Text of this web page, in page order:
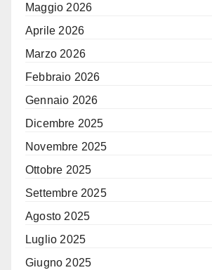
Maggio 2026
Aprile 2026
Marzo 2026
Febbraio 2026
Gennaio 2026
Dicembre 2025
Novembre 2025
Ottobre 2025
Settembre 2025
Agosto 2025
Luglio 2025
Giugno 2025